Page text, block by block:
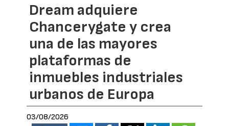
Dream adquiere
Chancerygate y crea
una de las mayores
plataformas de
inmuebles industriales
urbanos de Europa
03/08/2026